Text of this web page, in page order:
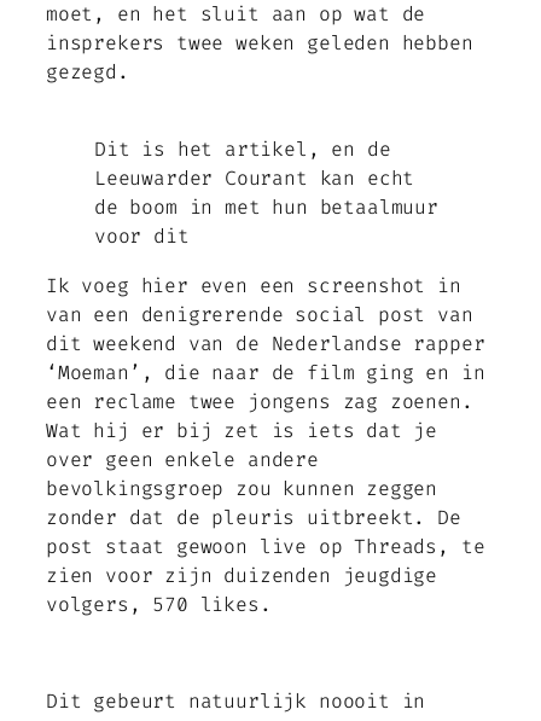
moet, en het sluit aan op wat de
insprekers twee weken geleden hebben
gezegd.
Dit is het artikel, en de
Leeuwarder Courant kan echt
de boom in met hun betaalmuur
voor dit
Ik voeg hier even een screenshot in
van een denigrerende social post van
dit weekend van de Nederlandse rapper
‘Moeman’, die naar de film ging en in
een reclame twee jongens zag zoenen.
Wat hij er bij zet is iets dat je
over geen enkele andere
bevolkingsgroep zou kunnen zeggen
zonder dat de pleuris uitbreekt. De
post staat gewoon live op Threads, te
zien voor zijn duizenden jeugdige
volgers, 570 likes.
Dit gebeurt natuurlijk noooit in